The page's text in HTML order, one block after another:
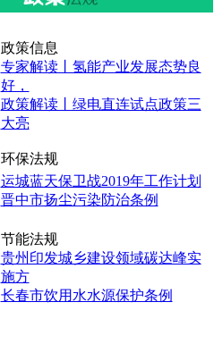
政策信息
专家解读丨氢能产业发展态势良
好，
政策解读丨绿电直连试点政策三
大亮
环保法规
运城蓝天保卫战2019年工作计划
晋中市扬尘污染防治条例
节能法规
贵州印发城乡建设领域碳达峰实
施方
长春市饮用水水源保护条例